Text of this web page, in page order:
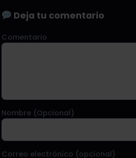
Deja tu comentario
Comentario
Nombre (Opcional)
Correo electrónico (opcional)